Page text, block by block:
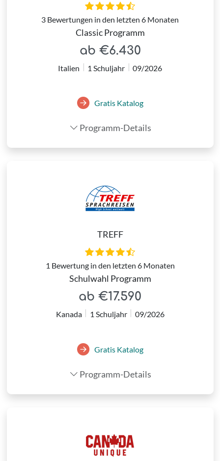
3 Bewertungen in den letzten 6 Monaten
Classic Programm
ab €6.430
Italien 1 Schuljahr 09/2026
Gratis Katalog
Programm-Details
TREFF
1 Bewertung in den letzten 6 Monaten
Schulwahl Programm
ab €17.590
Kanada 1 Schuljahr 09/2026
Gratis Katalog
Programm-Details